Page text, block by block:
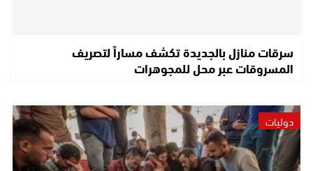
سرقات منازل بالجديدة تكشف مساراً لتصريف
المسروقات عبر محل للمجوهرات
دوليات